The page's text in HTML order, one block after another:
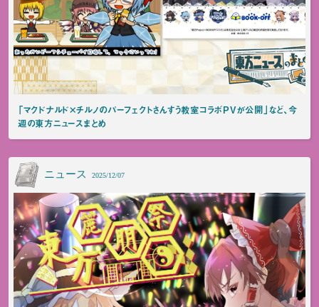
「マクドナルド×チルノのパーフェクトさんすう教室コラボPVが公開」など、今
週の東方ニュースまとめ
ニュース 2025/12/07